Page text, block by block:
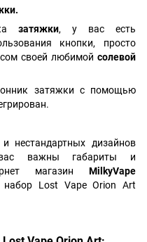
затяжки, у вас есть
кнопки, просто
своей любимой солевой
затяжки с помощью
нестандартных дизайнов
важны габариты и
магазин MilkyVape
набор Lost Vape Orion Art